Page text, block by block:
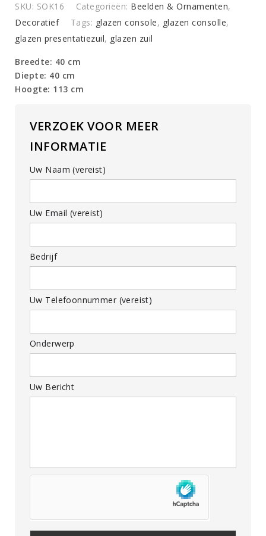
SKU: SOK16 Categorieën: Beelden & Ornamenten,
Decoratief
Tags: glazen console, glazen consolle,
glazen presentatiezuil, glazen zuil
Breedte: 40 cm
Diepte: 40 cm
Hoogte: 113 cm
VERZOEK VOOR MEER
INFORMATIE
Uw Naam (vereist)
Uw Email (vereist)
Bedrijf
Uw Telefoonnummer (vereist)
Onderwerp
Uw Bericht